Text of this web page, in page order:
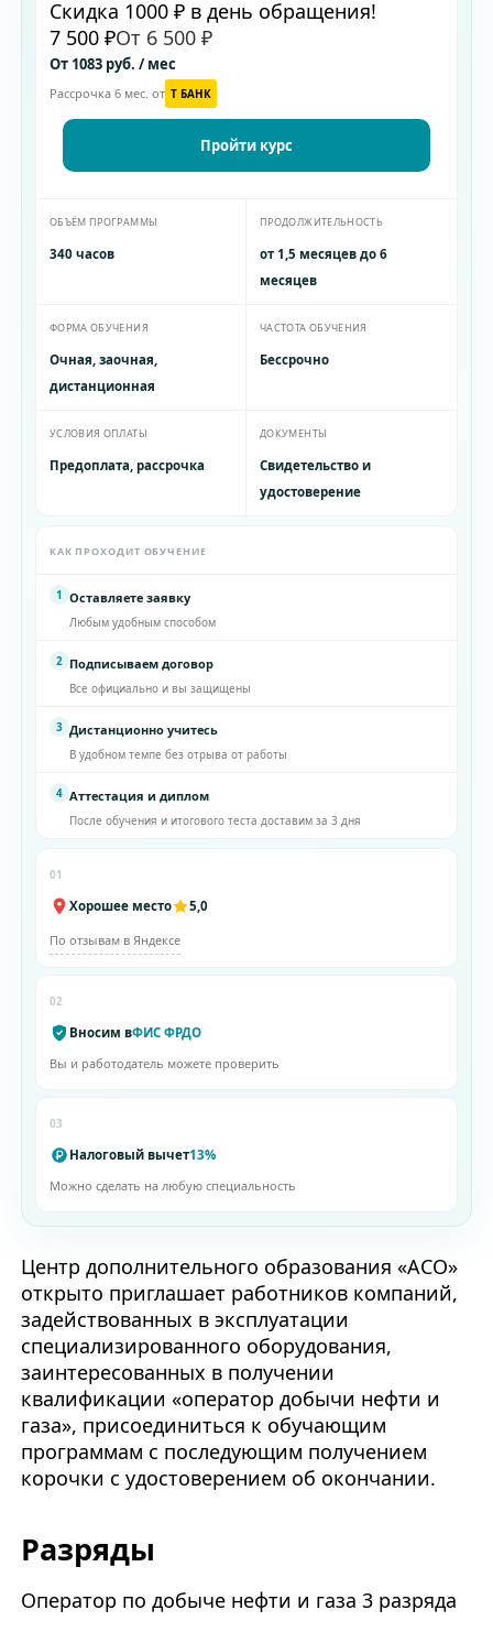
Скидка 1000 ₽ в день обращения!
7 500 ₽От 6 500 ₽
От 1083 руб. / мес
Рассрочка 6 мес. от T БАНК
Пройти курс
ОБЪЁМ ПРОГРАММЫ
340 часов
ПРОДОЛЖИТЕЛЬНОСТЬ
от 1,5 месяцев до 6
месяцев
ФОРМА ОБУЧЕНИЯ
Очная, заочная,
дистанционная
ЧАСТОТА ОБУЧЕНИЯ
Бессрочно
УСЛОВИЯ ОПЛАТЫ
Предоплата, рассрочка
ДОКУМЕНТЫ
Свидетельство и
удостоверение
КАК ПРОХОДИТ ОБУЧЕНИЕ
1 Оставляете заявку
Любым удобным способом
2 Подписываем договор
Все официально и вы защищены
3 Дистанционно учитесь
В удобном темпе без отрыва от работы
4 Аттестация и диплом
После обучения и итогового теста доставим за 3 дня
01
Хорошее место 5,0
По отзывам в Яндексе
02
Вносим вФИС ФРДО
Вы и работодатель можете проверить
03
Налоговый вычет13%
Можно сделать на любую специальность
Центр дополнительного образования «АСО»
открыто приглашает работников компаний,
задействованных в эксплуатации
специализированного оборудования,
заинтересованных в получении
квалификации «оператор добычи нефти и
газа», присоединиться к обучающим
программам с последующим получением
корочки с удостоверением об окончании.
Разряды
Оператор по добыче нефти и газа 3 разряда